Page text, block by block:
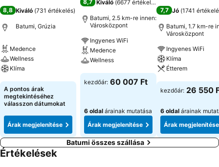
8,8 Kiváló (731 értékelés)
Batumi, Grúzia
Medence
Wellness
Klíma
Árak megjelenítése
A pontos árak
megtekintéséhez
válasszon dátumokat
Árak megjelenítése
8,7 Kiváló (6677 értékelés
Batumi, 2.5 km-re innen:
Városközpont
Ingyenes WiFi
Medence
Wellness
Árak megjelenítése
kezdőár: 60 007 Ft
6 oldal árainak mutatása
Árak megjelenítése
7,7 Jó (1741
Batumi, 1.7 km-re
Városközpont
Ingyenes WiFi
Klíma
Étterem
Árak
kezdőár: 26 550
6 oldal árainak
Árak megjelenítése
Batumi összes szállása
Értékelések